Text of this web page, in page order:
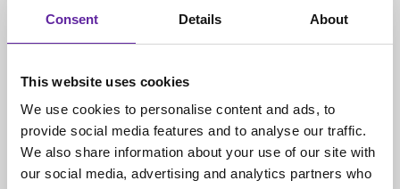
Consent Details About
This website uses cookies
We use cookies to personalise content and ads, to
provide social media features and to analyse our traffic.
We also share information about your use of our site with
our social media, advertising and analytics partners who
bedre resultater.
IT-sikkerhed: Vi sikrer forretningen hele vejen
fra analyse og strategi, til beredskabet gennem
vores sikkerhedsløsninger.
Cloud services: Transformation af forretningen